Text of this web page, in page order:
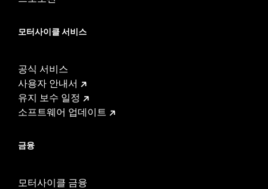
모터사이클 서비스
공식 서비스
사용자 안내서
유지 보수 일정
소프트웨어 업데이트
금융
모터사이클 금융